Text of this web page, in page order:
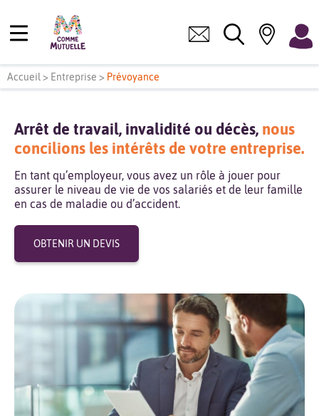
Accueil > Entreprise > Prévoyance
Arrêt de travail, invalidité ou décès, nous
concilions les intérêts de votre entreprise.
En tant qu’employeur, vous avez un rôle à jouer pour
assurer le niveau de vie de vos salariés et de leur famille
en cas de maladie ou d’accident.
OBTENIR UN DEVIS